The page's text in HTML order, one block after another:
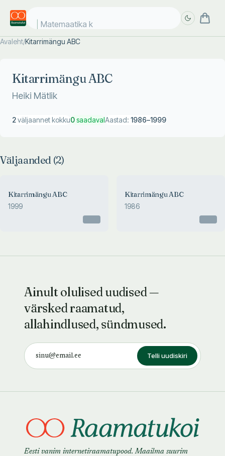
Matemaatika ko
Avaleht/Kitarrimängu ABC
Kitarrimängu ABC
Heiki Mätlik
2väljaannet kokku0saadavalAastad: 1986–1999
Väljaanded (2)
Kitarrimängu ABC
1999
Kitarrimängu ABC
1986
Ainult olulised uudised —
värsked raamatud,
allahindlused, sündmused.
Telli uudiskiri
Eesti vanim internetiraamatupood. Maailma suurim